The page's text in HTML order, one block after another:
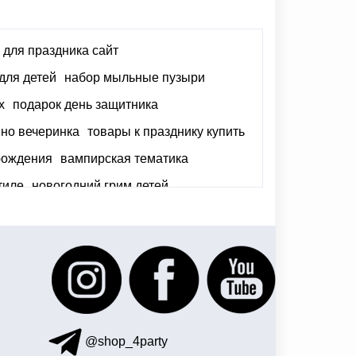
праздника сайт
детей
набор мыльные пузыри
подарок день защитника
вечеринка
товары к празднику купить
вампирская тематика
новогодний грим детей
@shop_4party